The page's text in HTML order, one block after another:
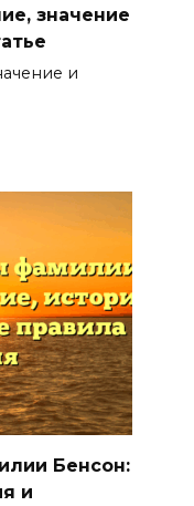
значение
и
Бенсон:
и